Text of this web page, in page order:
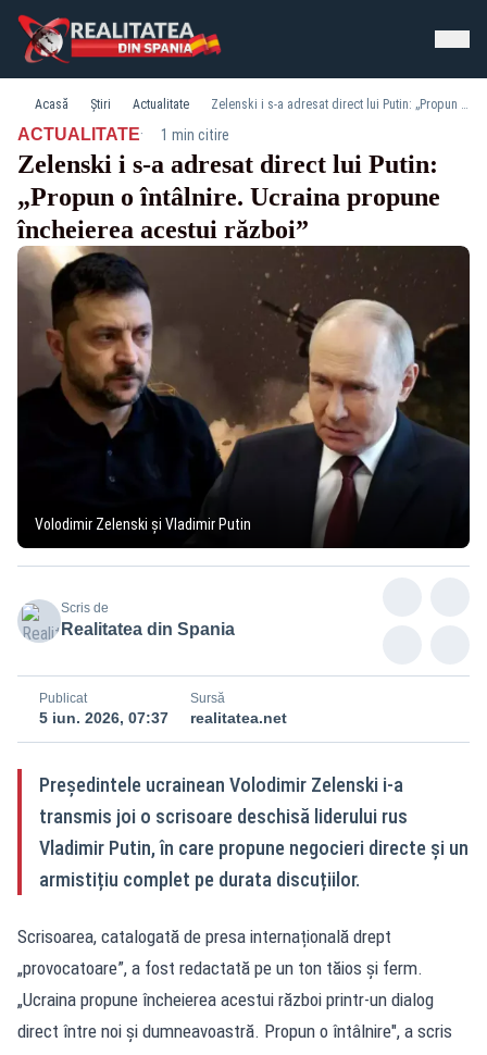
Acasă Știri Actualitate Zelenski i s-a adresat direct lui Putin: „Propun o întâlnire. Ucraina propune încheierea acestui război”
ACTUALITATE· 1 min citire
Zelenski i s-a adresat direct lui Putin:
„Propun o întâlnire. Ucraina propune
încheierea acestui război”
Volodimir Zelenski și Vladimir Putin
Scris de
Realitatea din Spania
Publicat
5 iun. 2026, 07:37
Sursă
realitatea.net
Președintele ucrainean Volodimir Zelenski i-a
transmis joi o scrisoare deschisă liderului rus
Vladimir Putin, în care propune negocieri directe și un
armistițiu complet pe durata discuțiilor.
Scrisoarea, catalogată de presa internațională drept
„provocatoare”, a fost redactată pe un ton tăios și ferm.
„Ucraina propune încheierea acestui război printr-un dialog
direct între noi și dumneavoastră. Propun o întâlnire", a scris